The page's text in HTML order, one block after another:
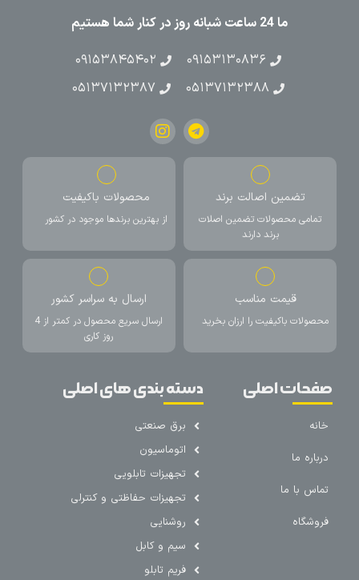
ما 24 ساعت شبانه روز در کنار شما هستیم
۰۹۱۵۳۱۳۰۸۳۶
۰۹۱۵۳۸۴۵۴۰۲
۰۵۱۳۷۱۳۲۳۸۸
۰۵۱۳۷۱۳۲۳۸۷
تضمین اصالت برند
تمامی محصولات تضمین اصلات
برند دارند
محصولات باکیفیت
از بهترین برندها موجود در کشور
قیمت مناسب
محصولات باکیفیت را ارزان بخرید
ارسال به سراسر کشور
ارسال سریع محصول در کمتر از 4
روز کاری
صفحات اصلی
خانه
درباره ما
تماس با ما
فروشگاه
دسته بندی های اصلی
برق صنعتی
اتوماسیون
تجهیزات تابلویی
تجهیزات حفاظتی و کنترلی
روشنایی
سیم و کابل
فریم تابلو